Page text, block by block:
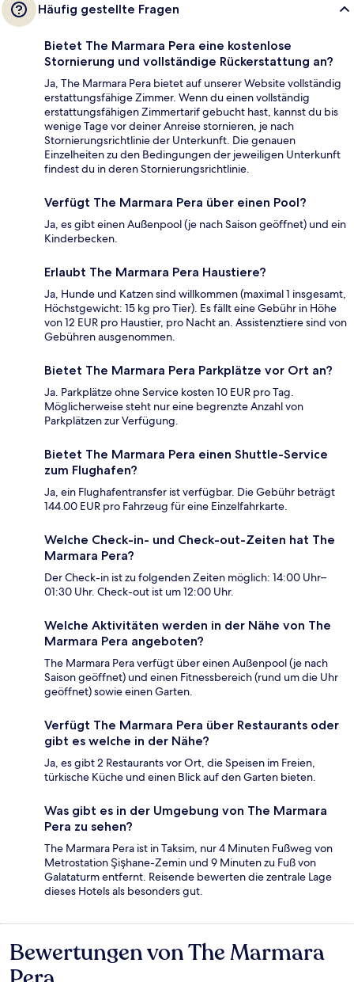
Häufig gestellte Fragen
Bietet The Marmara Pera eine kostenlose
Stornierung und vollständige Rückerstattung an?
Ja, The Marmara Pera bietet auf unserer Website vollständig
erstattungsfähige Zimmer. Wenn du einen vollständig
erstattungsfähigen Zimmertarif gebucht hast, kannst du bis
wenige Tage vor deiner Anreise stornieren, je nach
Stornierungsrichtlinie der Unterkunft. Die genauen
Einzelheiten zu den Bedingungen der jeweiligen Unterkunft
findest du in deren Stornierungsrichtlinie.
Verfügt The Marmara Pera über einen Pool?
Ja, es gibt einen Außenpool (je nach Saison geöffnet) und ein
Kinderbecken.
Erlaubt The Marmara Pera Haustiere?
Ja, Hunde und Katzen sind willkommen (maximal 1 insgesamt,
Höchstgewicht: 15 kg pro Tier). Es fällt eine Gebühr in Höhe
von 12 EUR pro Haustier, pro Nacht an. Assistenztiere sind von
Gebühren ausgenommen.
Bietet The Marmara Pera Parkplätze vor Ort an?
Ja. Parkplätze ohne Service kosten 10 EUR pro Tag.
Möglicherweise steht nur eine begrenzte Anzahl von
Parkplätzen zur Verfügung.
Bietet The Marmara Pera einen Shuttle-Service
zum Flughafen?
Ja, ein Flughafentransfer ist verfügbar. Die Gebühr beträgt
144.00 EUR pro Fahrzeug für eine Einzelfahrkarte.
Welche Check-in- und Check-out-Zeiten hat The
Marmara Pera?
Der Check-in ist zu folgenden Zeiten möglich: 14:00 Uhr–
01:30 Uhr. Check-out ist um 12:00 Uhr.
Welche Aktivitäten werden in der Nähe von The
Marmara Pera angeboten?
The Marmara Pera verfügt über einen Außenpool (je nach
Saison geöffnet) und einen Fitnessbereich (rund um die Uhr
geöffnet) sowie einen Garten.
Verfügt The Marmara Pera über Restaurants oder
gibt es welche in der Nähe?
Ja, es gibt 2 Restaurants vor Ort, die Speisen im Freien,
türkische Küche und einen Blick auf den Garten bieten.
Was gibt es in der Umgebung von The Marmara
Pera zu sehen?
The Marmara Pera ist in Taksim, nur 4 Minuten Fußweg von
Metrostation Şişhane-Zemin und 9 Minuten zu Fuß von
Galataturm entfernt. Reisende bewerten die zentrale Lage
dieses Hotels als besonders gut.
Bewertungen
Bewertungen von The Marmara